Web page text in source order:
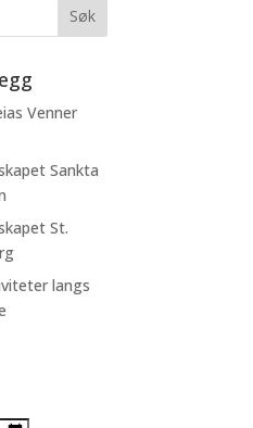
Venner
Sankta
St.
langs